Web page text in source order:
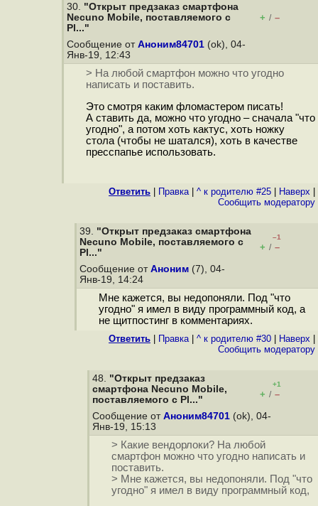
30. "Открыт предзаказ смартфона
Necuno Mobile, поставляемого с
Pl..."
+ / –
Сообщение от Аноним84701 (ok), 04-
Янв-19, 12:43
> На любой смартфон можно что угодно
написать и поставить.
Это смотря каким фломастером писать!
А ставить да, можно что угодно – сначала "что
угодно", а потом хоть кактус, хоть ножку
стола (чтобы не шатался), хоть в качестве
пресспапье использовать.
Ответить Правка| ^ к родителю #25 Наверх
Cообщить модератору
39. "Открыт предзаказ смартфона
Necuno Mobile, поставляемого с
Pl..."
–1
+ / –
Сообщение от Аноним (7), 04-
Янв-19, 14:24
Мне кажется, вы недопоняли. Под "что
угодно" я имел в виду программный код, а
не щитпостинг в комментариях.
Ответить Правка| ^ к родителю #30 Наверх
Cообщить модератору
48. "Открыт предзаказ
смартфона Necuno Mobile,
поставляемого с Pl..."
+1
+ / –
Сообщение от Аноним84701 (ok), 04-
Янв-19, 15:13
> Какие вендорлоки? На любой
смартфон можно что угодно написать и
поставить.
> Мне кажется, вы недопоняли. Под "что
угодно" я имел в виду программный код,